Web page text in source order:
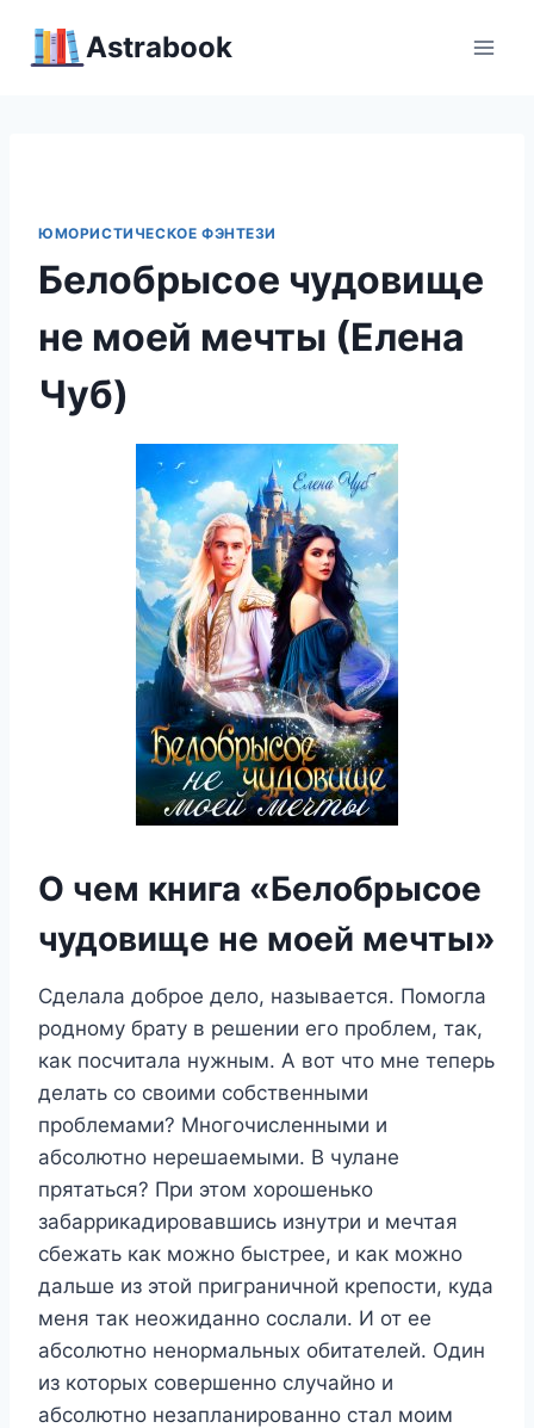
Аstrabook
ЮМОРИСТИЧЕСКОЕ ФЭНТЕЗИ
Белобрысое чудовище
не моей мечты (Елена
Чуб)
О чем книга «Белобрысое
чудовище не моей мечты»
Сделала доброе дело, называется. Помогла
родному брату в решении его проблем, так,
как посчитала нужным. А вот что мне теперь
делать со своими собственными
проблемами? Многочисленными и
абсолютно нерешаемыми. В чулане
прятаться? При этом хорошенько
забаррикадировавшись изнутри и мечтая
сбежать как можно быстрее, и как можно
дальше из этой приграничной крепости, куда
меня так неожиданно сослали. И от ее
абсолютно ненормальных обитателей. Один
из которых совершенно случайно и
абсолютно незапланированно стал моим